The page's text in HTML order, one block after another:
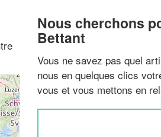
Nous cherchons
Bettant
Vous ne savez pas quel
nous en quelques clics
vous et vous mettons en